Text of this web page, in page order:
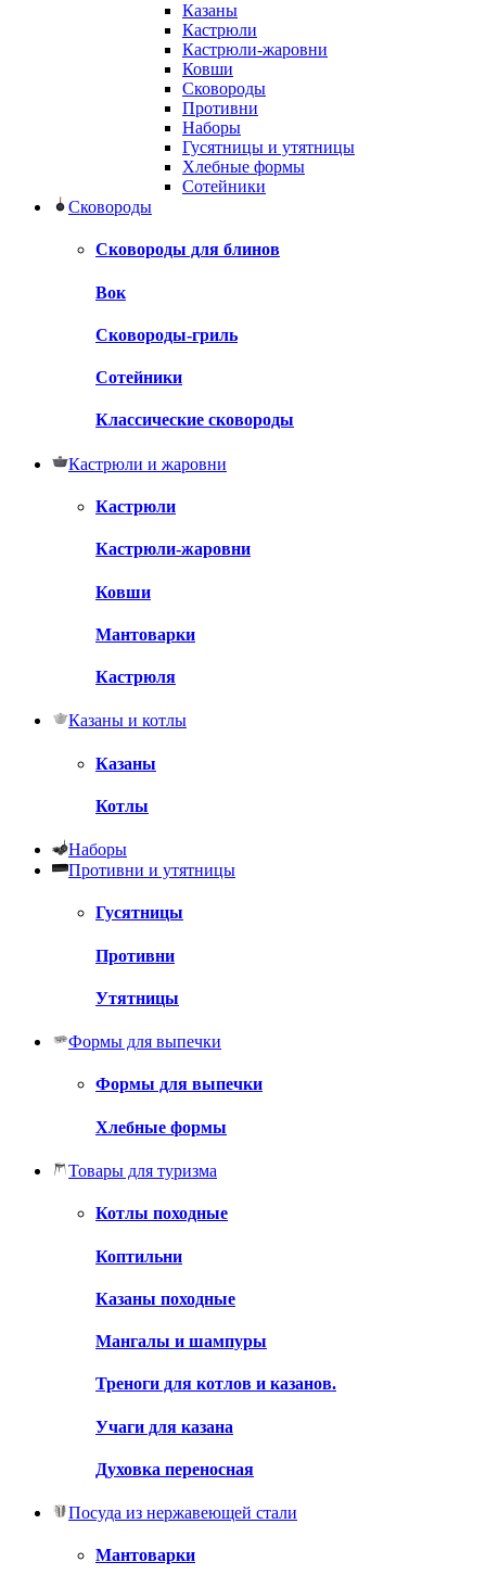
Казаны
Кастрюли
Кастрюли-жаровни
Ковши
Сковороды
Противни
Наборы
Гусятницы и утятницы
Хлебные формы
Сотейники
Сковороды
Сковороды для блинов
Вок
Сковороды-гриль
Сотейники
Классические сковороды
Кастрюли и жаровни
Кастрюли
Кастрюли-жаровни
Ковши
Мантоварки
Кастрюля
Казаны и котлы
Казаны
Котлы
Наборы
Противни и утятницы
Гусятницы
Противни
Утятницы
Формы для выпечки
Формы для выпечки
Хлебные формы
Товары для туризма
Котлы походные
Коптильни
Казаны походные
Мангалы и шампуры
Треноги для котлов и казанов.
Учаги для казана
Духовка переносная
Посуда из нержавеющей стали
Мантоварки